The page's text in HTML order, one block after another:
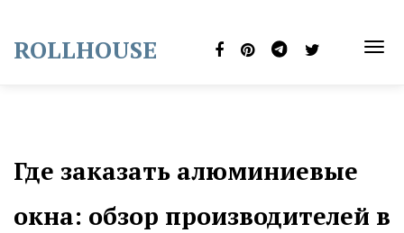
content
ROLLHOUSE
Где заказать алюминиевые
окна: обзор производителей в